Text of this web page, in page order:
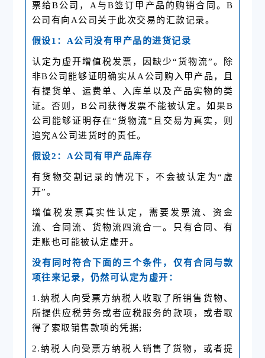
票给B公司，A与B签订甲产品的购销合同。B
公司有向A公司关于此次交易的汇款记录。
假设1：A公司没有甲产品的进货记录
认定为 虚开增值税 发票，因缺少“货物流”。除
非B公司能够证明确实从A公司购入甲产品，且
有提货单、运费单、入库单以及产品实物的类
证。否则，B公司获得发票不能被认定。如果B
公司能够证明存在“货物流”且交易为真实，则
追究A公司进货时的责任。
假设2：A公司有甲产品库存
有货物交割记录的情况下，不会被认定为“虚
开”。
增值税发票真实性认定，需要发票流、资金
流、合同流、货物流四流合一。只有合同、有
走账也可能被认定虚开。
没有同时符合下面的三个条件，仅有合同与款
项往来记录，仍然可认定为虚开：
1.纳税人向受票方纳税人收取了所销售货物、
所提供应税劳务或者应税服务的款项，或者取
得了索取销售款项的凭据;
2.纳税人向受票方纳税人销售了货物，或者提